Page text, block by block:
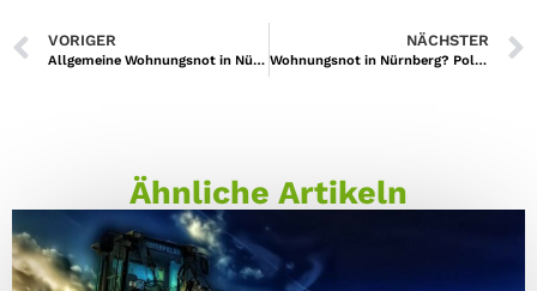
VORIGER
Allgemeine Wohnungsnot in Nürnberg – Realität, oder politische Phrase? Eine kurze Einschätzung.
NÄCHSTER
Wohnungsnot in Nürnberg? Politisches Kalkül statt realistischem Szenario?
Ähnliche Artikeln